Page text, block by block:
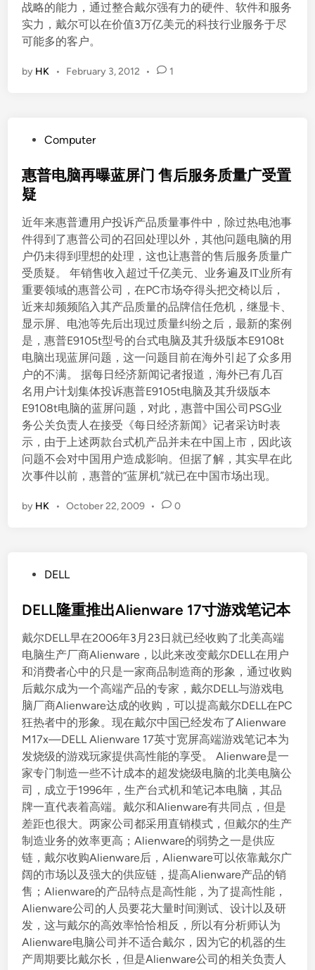
战略的能力，通过整合戴尔强有力的硬件、软件和服务
实力，戴尔可以在价值3万亿美元的科技行业服务于尽
可能多的客户。
by HK • February 3, 2012 • 1
s
t
d
i
n
Computer
惠普电脑再曝蓝屏门 售后服务质量广受置
疑
近年来惠普遭用户投诉产品质量事件中，除过热电池事
件得到了惠普公司的召回处理以外，其他问题电脑的用
户仍未得到理想的处理，这也让惠普的售后服务质量广
受质疑。 年销售收入超过千亿美元、业务遍及IT业所有
重要领域的惠普公司，在PC市场夺得头把交椅以后，
近来却频频陷入其产品质量的品牌信任危机，继显卡、
显示屏、电池等先后出现过质量纠纷之后，最新的案例
是，惠普E9105t型号的台式电脑及其升级版本E9108t
电脑出现蓝屏问题，这一问题目前在海外引起了众多用
户的不满。 据每日经济新闻记者报道，海外已有几百
名用户计划集体投诉惠普E9105t电脑及其升级版本
E9108t电脑的蓝屏问题，对此，惠普中国公司PSG业
务公关负责人在接受《每日经济新闻》记者采访时表
示，由于上述两款台式机产品并未在中国上市，因此该
问题不会对中国用户造成影响。但据了解，其实早在此
次事件以前，惠普的“蓝屏机”就已在中国市场出现。
by HK • October 22, 2009 • 0
s
e
d
i
n
DELL
DELL隆重推出Alienware 17寸游戏笔记本
戴尔DELL早在2006年3月23日就已经收购了北美高端
电脑生产厂商Alienware，以此来改变戴尔DELL在用户
和消费者心中的只是一家商品制造商的形象，通过收购
后戴尔成为一个高端产品的专家，戴尔DELL与游戏电
脑厂商Alienware达成的收购，可以提高戴尔DELL在PC
狂热者中的形象。现在戴尔中国已经发布了Alienware
M17x—DELL Alienware 17英寸宽屏高端游戏笔记本为
发烧级的游戏玩家提供高性能的享受。 Alienware是一
家专门制造一些不计成本的超发烧级电脑的北美电脑公
司，成立于1996年，生产台式机和笔记本电脑，其品
牌一直代表着高端。戴尔和Alienware有共同点，但是
差距也很大。两家公司都采用直销模式，但戴尔的生产
制造业务的效率更高；Alienware的弱势之一是供应
链，戴尔收购Alienware后，Alienware可以依靠戴尔广
阔的市场以及强大的供应链，提高Alienware产品的销
售；Alienware的产品特点是高性能，为了提高性能，
Alienware公司的人员要花大量时间测试、设计以及研
发，这与戴尔的高效率恰恰相反，所以有分析师认为
Alienware电脑公司并不适合戴尔，因为它的机器的生
产周期要比戴尔长，但是Alienware公司的相关负责人